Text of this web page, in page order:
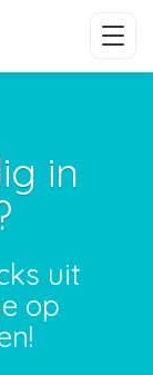
in
uit
op